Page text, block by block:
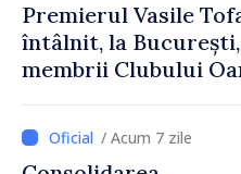
Premierul Vasile
întâlnit, la
membrii Clubului
/ Acum 7 zile